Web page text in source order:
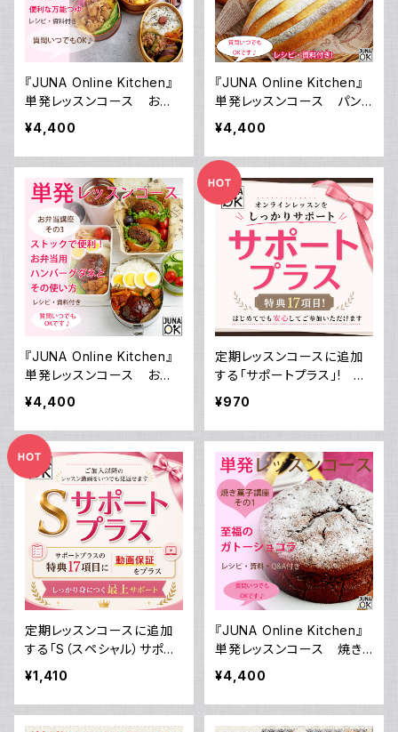
『JUNA Online Kitchen』
単発レッスンコース お弁
当講座 その4 から揚げ
弁当いろいろ～鶏肉、豚肉、
魚類、練り製品を使ったから
揚げの作り方～ ～お弁当に
つかえる万能つゆ 7：1：1
～／動画ダウンロード付き！
¥4,400
『JUNA Online Kitchen』
単発レッスンコース パン
講座 その1 国産小麦で
作るミルクハース／動画ダ
ウンロード付き！
¥4,400
『JUNA Online Kitchen』
単発レッスンコース お弁
当講座 その3 ストックで
便利！ お弁当用 ハンバーグ
ダネと その使い方／動画ダ
ウンロード付き！
¥4,400
定期レッスンコースに追加
する「サポートプラス」! 毎
月一度の定期レッスンを徹
き！
¥970
定期レッスンコースに追加
する「S（スペシャル）サポー
トプラス」! 毎月一度の定
期レッスンを徹底サポート＆
様々な特典付き！＜動画保
証付き＞
¥1,410
『JUNA Online Kitchen』
単発レッスンコース 焼き
菓子講座その1 「至福のガ
トーショコラ」／動画ダウン
ロード付き！
¥4,400